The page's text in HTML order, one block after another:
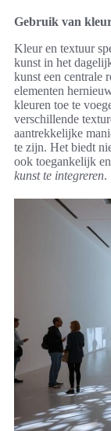
Gebruik van
Kleur en textuur
kunst in het
kunst een centrale
elementen
kleuren toe te
verschillende
aantrekkelijke
te zijn. Het biedt
ook toegankelijk
kunst te integreren.